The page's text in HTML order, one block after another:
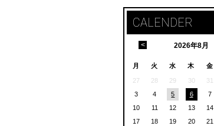
CALENDER
2026年8月
<
月 火 水 木 金
27 28 29 30 31
3
4 5 6 7
10
11 12 13 14
17
18 19 20 21